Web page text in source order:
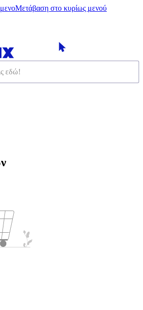
Μετάβαση στο κυρίως μενού